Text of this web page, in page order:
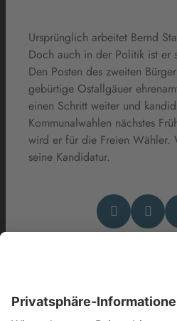
Ursprünglich arbeitet Bernd
Doch auch in der Politik ist er
Den Posten des zweiten
gebürtige Ostallgäuer
einen Schritt weiter und
Kommunalwahlen nächstes
wird er für die Freien Wähler.
seine Kandidatur.
Das könnte Dich